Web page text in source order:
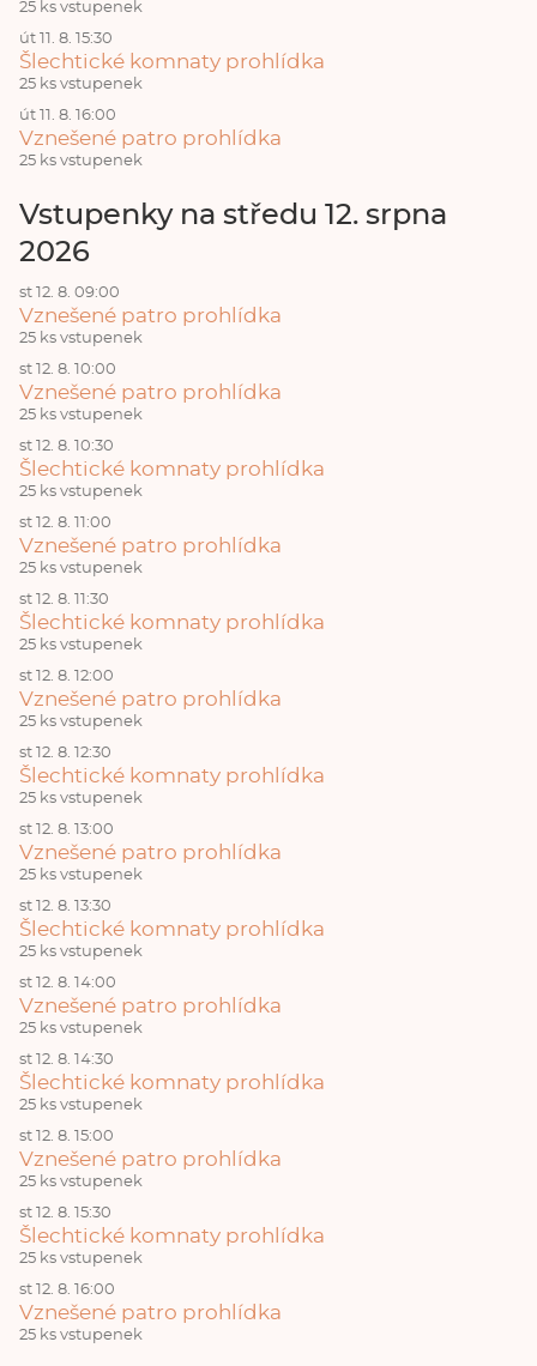
25 ks vstupenek
út 11. 8. 15:30
Šlechtické komnaty prohlídka
25 ks vstupenek
út 11. 8. 16:00
Vznešené patro prohlídka
25 ks vstupenek
Vstupenky na středu 12. srpna
2026
st 12. 8. 09:00
Vznešené patro prohlídka
25 ks vstupenek
st 12. 8. 10:00
Vznešené patro prohlídka
25 ks vstupenek
st 12. 8. 10:30
Šlechtické komnaty prohlídka
25 ks vstupenek
st 12. 8. 11:00
Vznešené patro prohlídka
25 ks vstupenek
st 12. 8. 11:30
Šlechtické komnaty prohlídka
25 ks vstupenek
st 12. 8. 12:00
Vznešené patro prohlídka
25 ks vstupenek
st 12. 8. 12:30
Šlechtické komnaty prohlídka
25 ks vstupenek
st 12. 8. 13:00
Vznešené patro prohlídka
25 ks vstupenek
st 12. 8. 13:30
Šlechtické komnaty prohlídka
25 ks vstupenek
st 12. 8. 14:00
Vznešené patro prohlídka
25 ks vstupenek
st 12. 8. 14:30
Šlechtické komnaty prohlídka
25 ks vstupenek
st 12. 8. 15:00
Vznešené patro prohlídka
25 ks vstupenek
st 12. 8. 15:30
Šlechtické komnaty prohlídka
25 ks vstupenek
st 12. 8. 16:00
Vznešené patro prohlídka
25 ks vstupenek